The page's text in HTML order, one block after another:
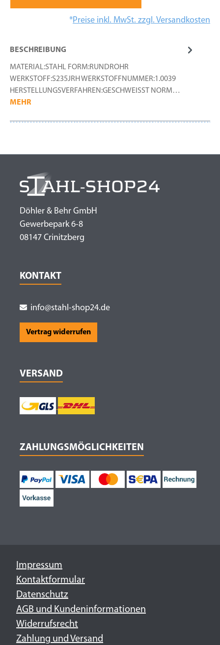
*Preise inkl. MwSt. zzgl. Versandkosten
BESCHREIBUNG
MATERIAL:STAHL FORM:RUNDROHR
WERKSTOFF:S235JRH WERKSTOFFNUMMER:1.0039
HERSTELLUNGSVERFAHREN:GESCHWEISST NORM…
MEHR
Döhler & Behr GmbH
Gewerbepark 6-8
08147 Crinitzberg
KONTAKT
info@stahl-shop24.de
Vertrag widerrufen
VERSAND
ZAHLUNGSMÖGLICHKEITEN
Impressum
Kontaktformular
Datenschutz
AGB und Kundeninformationen
Widerrufsrecht
Zahlung und Versand